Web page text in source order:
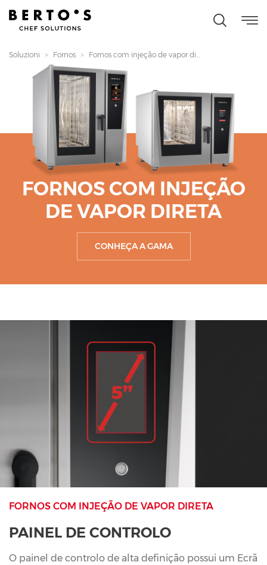
Soluzioni Fornos Fornos com injeção de vapor di...
FORNOS COM INJEÇÃO
DE VAPOR DIRETA
CONHEÇA A GAMA
FORNOS COM INJEÇÃO DE VAPOR DIRETA
PAINEL DE CONTROLO
O painel de controlo de alta definição possui um Ecrã